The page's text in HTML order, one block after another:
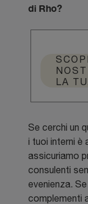
di Rho?
LA
Se cerchi un
i tuoi interni è
assicuriamo
consulenti
evenienza.
complementi